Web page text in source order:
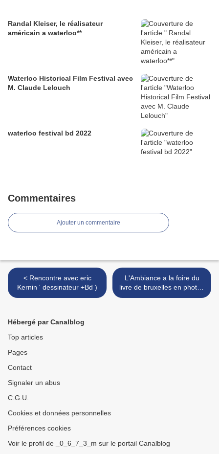
Randal Kleiser, le réalisateur
américain a waterloo**
Waterloo Historical Film Festival avec
M. Claude Lelouch
waterloo festival bd 2022
Commentaires
Ajouter un commentaire
< Rencontre avec eric
Kernin ' dessinateur +Bd )
L'Ambiance a la foire du
livre de bruxelles en photos
: >
Hébergé par Canalblog
Top articles
Pages
Contact
Signaler un abus
C.G.U.
Cookies et données personnelles
Préférences cookies
Voir le profil de _0_6_7_3_m sur le portail Canalblog